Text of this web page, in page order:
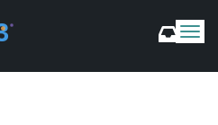
C
m